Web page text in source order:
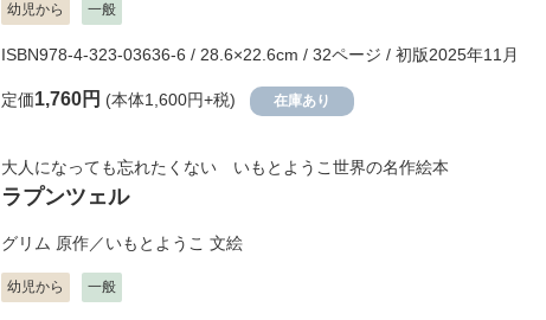
幼児から 一般
ISBN978-4-323-03636-6 / 28.6×22.6cm / 32ページ / 初版2025年11月
定価1,760円 (本体1,600円+税) 在庫あり
大人になっても忘れたくない いもとようこ世界の名作絵本
ラプンツェル
グリム 原作／いもとようこ 文絵
幼児から 一般